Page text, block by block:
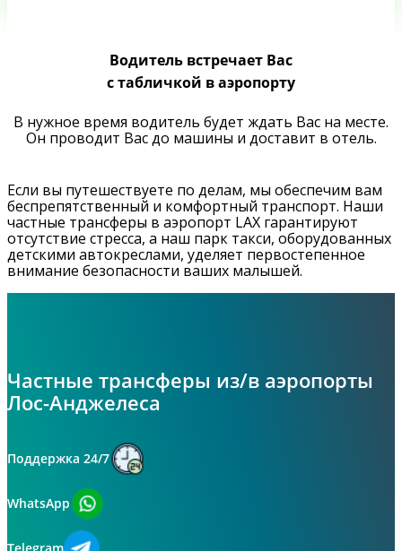
Водитель встречает Вас
с табличкой в аэропорту
В нужное время водитель будет ждать Вас на месте.
Он проводит Вас до машины и доставит в отель.
Если вы путешествуете по делам, мы обеспечим вам
беспрепятственный и комфортный транспорт. Наши
частные трансферы в аэропорт LAX гарантируют
отсутствие стресса, а наш парк такси, оборудованных
детскими автокреслами, уделяет первостепенное
внимание безопасности ваших малышей.
Частные трансферы из/в аэропорты
Лос-Анджелеса
Поддержка 24/7
WhatsApp